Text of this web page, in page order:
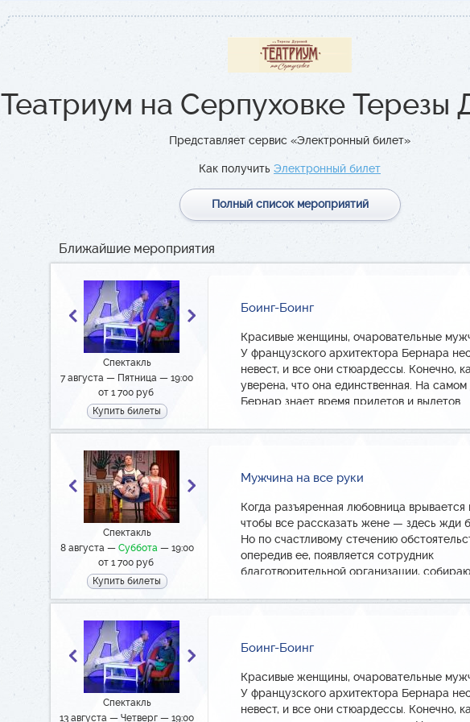
Театриум на Серпуховке Терезы
Представляет сервис «Электронный билет»
Как получить Электронный билет
Полный список мероприятий
Ближайшие мероприятия
Спектакль
7 августа — Пятница — 19:00
от 1 700 руб
Купить билеты
Боинг-Боинг
Красивые женщины, очаровательные
У французского архитектора Бернара
невест, и все они стюардессы. Конечно,
уверена, что она единственная. На самом
Бернар знает время прилетов и вылетов
расписание, чтобы вести с каждой
всегда удается скоординировать визит
Пока однажды расписание не меняется в
последний момент. Так неожиданно все
невесты-стюардессы в одно время
Бернару домой! На выручку герою
домработница Берта и старый школьный
Боинг»!
Денис Косяков/Тимур Еремеев/Павел
Сергей Ефремов
Александр Якин/Сергей Федюшкин/
Спектакль
8 августа — Суббота— 19:00
от 1 700 руб
Купить билеты
Мужчина на все руки
Когда разъяренная любовница врывается
чтобы все рассказать жене — здесь жди
Но по счастливому стечению
опередив ее, появляется сотрудник
благотворительной организации,
нуждающимся!
Мирослава Карпович/Мария Фурсенко/
Александра Солянкина
Александр Якин
Спектакль
13 августа — Четверг — 19:00
Боинг-Боинг
Красивые женщины, очаровательные
У французского архитектора Бернара
невест, и все они стюардессы. Конечно,